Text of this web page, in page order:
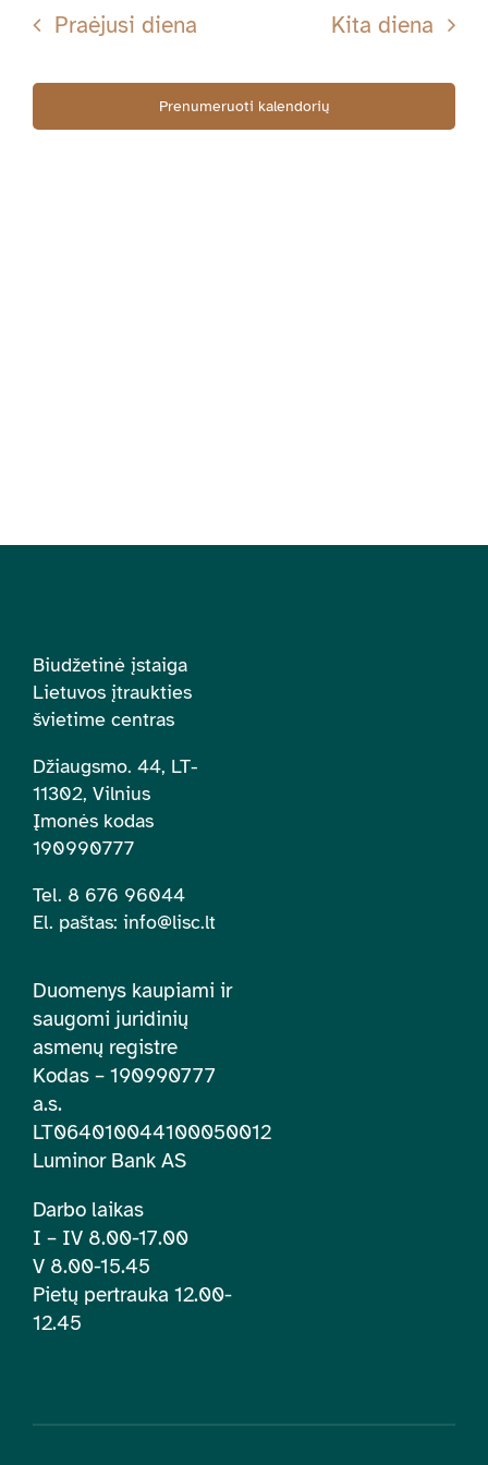
10-
10
and
Views
Praėjusi diena Kita diena
Prenumeruoti kalendorių
Biudžetinė įstaiga
Lietuvos įtraukties
švietime centras
Džiaugsmo. 44, LT-
11302, Vilnius
Įmonės kodas
190990777
Tel. 8 676 96044
El. paštas: info@lisc.lt
Duomenys kaupiami ir
saugomi juridinių
asmenų registre
Kodas – 190990777
a.s.
LT064010044100050012
Luminor Bank AS
Darbo laikas
I – IV 8.00-17.00
V 8.00-15.45
Pietų pertrauka 12.00-
12.45